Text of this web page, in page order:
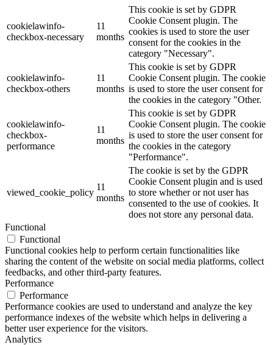
cookielawinfo-
checkbox-necessary
11
months
This cookie is set by GDPR
Cookie Consent plugin. The
cookies is used to store the user
consent for the cookies in the
category "Necessary".
cookielawinfo-
checkbox-others
11
months
This cookie is set by GDPR
Cookie Consent plugin. The cookie
is used to store the user consent for
the cookies in the category "Other.
cookielawinfo-
checkbox-
performance
11
months
This cookie is set by GDPR
Cookie Consent plugin. The cookie
is used to store the user consent for
the cookies in the category
"Performance".
viewed_cookie_policy
11
months
The cookie is set by the GDPR
Cookie Consent plugin and is used
to store whether or not user has
consented to the use of cookies. It
does not store any personal data.
Functional
Functional
Functional cookies help to perform certain functionalities like
sharing the content of the website on social media platforms, collect
feedbacks, and other third-party features.
Performance
Performance
Performance cookies are used to understand and analyze the key
performance indexes of the website which helps in delivering a
better user experience for the visitors.
Analytics